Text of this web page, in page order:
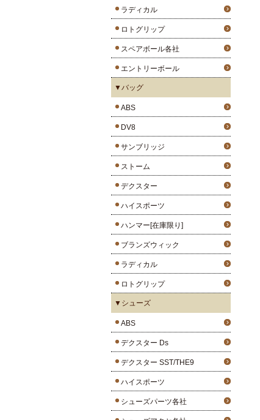
ラディカル
ロトグリップ
スペアボール各社
エントリーボール
▼バッグ
ABS
DV8
サンブリッジ
ストーム
デクスター
ハイスポーツ
ハンマー[在庫限り]
ブランズウィック
ラディカル
ロトグリップ
▼シューズ
ABS
デクスター Ds
デクスター SST/THE9
ハイスポーツ
シューズパーツ各社